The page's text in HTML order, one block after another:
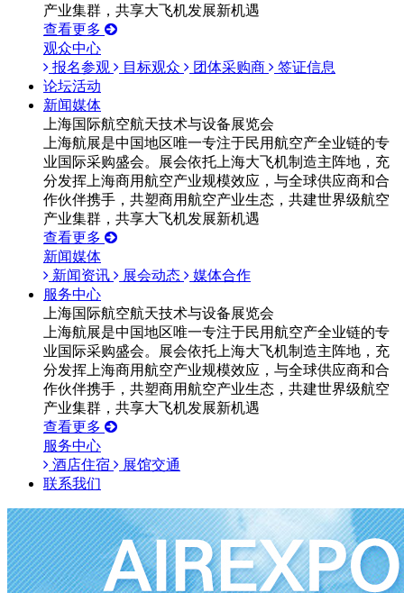
产业集群，共享大飞机发展新机遇
查看更多
观众中心
报名参观
目标观众 团体采购商
签证信息
论坛活动
新闻媒体
上海国际航空航天技术与设备展览会
上海航展是中国地区唯一专注于民用航空产全业链的专
业国际采购盛会。展会依托上海大飞机制造主阵地，充
分发挥上海商用航空产业规模效应，与全球供应商和合
作伙伴携手，共塑商用航空产业生态，共建世界级航空
产业集群，共享大飞机发展新机遇
查看更多
新闻媒体
新闻资讯
展会动态
媒体合作
服务中心
上海国际航空航天技术与设备展览会
上海航展是中国地区唯一专注于民用航空产全业链的专
业国际采购盛会。展会依托上海大飞机制造主阵地，充
分发挥上海商用航空产业规模效应，与全球供应商和合
作伙伴携手，共塑商用航空产业生态，共建世界级航空
产业集群，共享大飞机发展新机遇
查看更多
服务中心
酒店住宿
展馆交通
联系我们